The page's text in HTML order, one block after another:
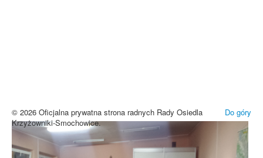
Do góry
© 2026 Oficjalna prywatna strona radnych Rady Osiedla
Krzyżowniki-Smochowice.